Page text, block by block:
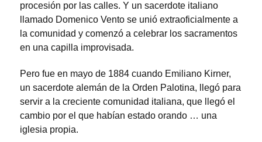
procesión por las calles. Y un sacerdote italiano
llamado Domenico Vento se unió extraoficialmente a
la comunidad y comenzó a celebrar los sacramentos
en una capilla improvisada.
Pero fue en mayo de 1884 cuando Emiliano Kirner,
un sacerdote alemán de la Orden Palotina, llegó para
servir a la creciente comunidad italiana, que llegó el
cambio por el que habían estado orando … una
iglesia propia.